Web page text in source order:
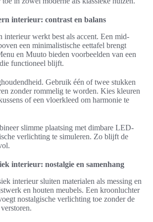
interieur: contrast en balans
interieur werkt best als accent. Een mid-
een minimalistische eettafel brengt
en Muuto bieden voorbeelden van een
functioneel blijft.
Gebruik één of twee stukken
zonder rommelig te worden. Kies kleuren
of een vloerkleed om harmonie te
slimme plaatsing met dimbare LED-
verlichting te simuleren. Zo blijft de
interieur: nostalgie en samenhang
interieur sluiten materialen als messing en
en houten meubels. Een kroonluchter
nostalgische verlichting toe zonder de